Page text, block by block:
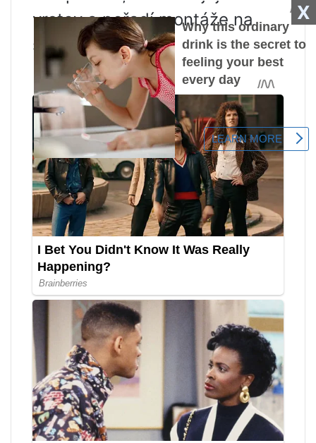
X
vrstev a pořadí montáže na
strop.